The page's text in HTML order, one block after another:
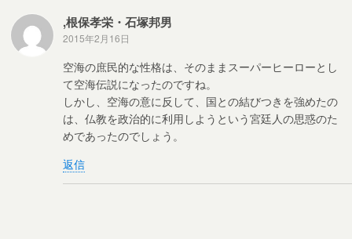
,根保孝栄・石塚邦男
2015年2月16日
空海の庶民的な性格は、そのままスーパーヒーローとし
て空海伝説になったのですね。
しかし、空海の意に反して、国との結びつきを強めたの
は、仏教を政治的に利用しようという宮廷人の思惑のた
めであったのでしょう。
返信